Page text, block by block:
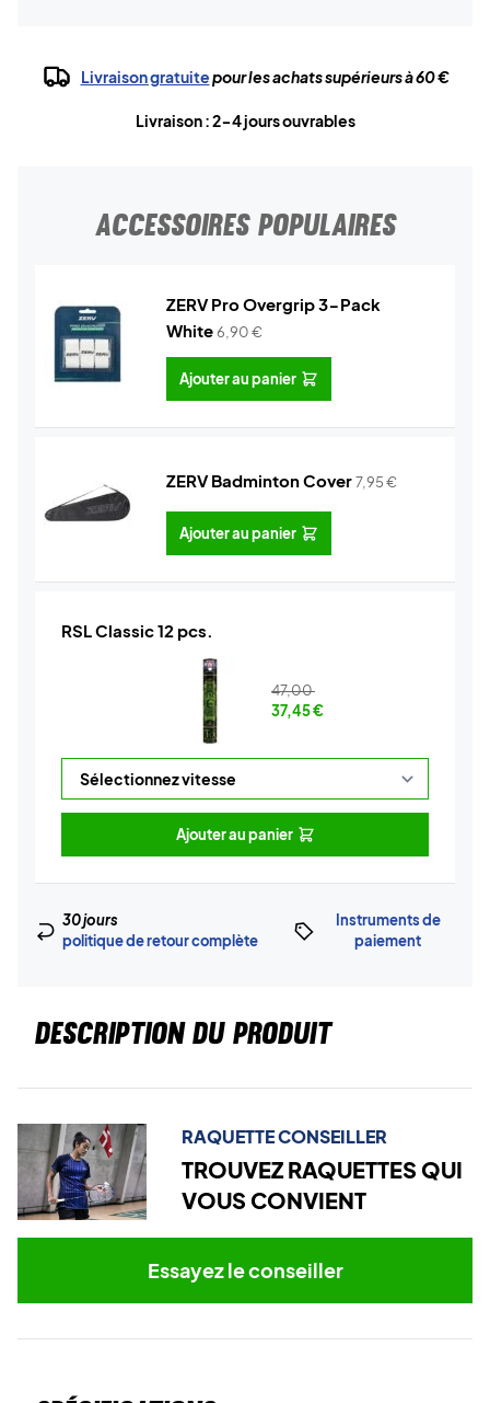
Livraison gratuitepour les achats supérieurs à 60 €
Livraison : 2-4 jours ouvrables
ACCESSOIRES POPULAIRES
ZERV Pro Overgrip 3-Pack
White6,90€
Ajouter au panier
ZERV Badminton Cover7,95€
Ajouter au panier
RSL Classic 12 pcs.
47,00
37,45€
Ajouter au panier
30 jours
politique de retour complète
Instruments de
paiement
DESCRIPTION DU PRODUIT
RAQUETTE CONSEILLER
TROUVEZ RAQUETTES QUI
VOUS CONVIENT
Essayez le conseiller